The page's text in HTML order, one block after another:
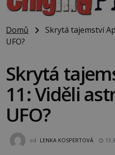
Domů
Skrytá tajemství
UFO?
Skrytá
11: Viděli
UFO?
od LENKA KOSPERTOVÁ